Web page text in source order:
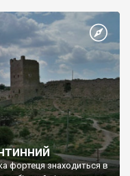
фортеця знаходиться в